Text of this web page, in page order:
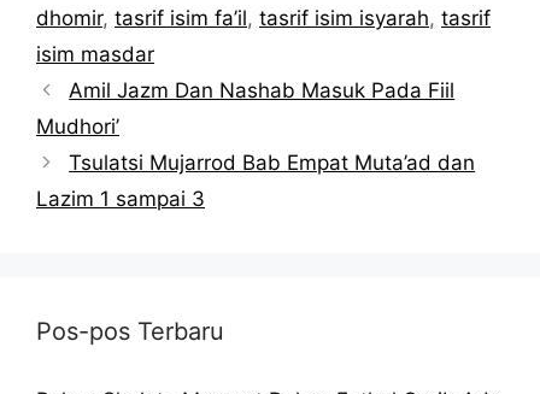
dhomir, tasrif isim fa’il, tasrif isim isyarah, tasrif
isim masdar
Amil Jazm Dan Nashab Masuk Pada Fiil
Mudhori’
Tsulatsi Mujarrod Bab Empat Muta’ad dan
Lazim 1 sampai 3
Pos-pos Terbaru